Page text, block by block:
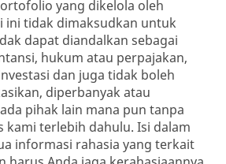
yang dikelola oleh
ini tidak dimaksudkan untuk
dapat diandalkan sebagai
hukum atau perpajakan,
dan juga tidak boleh
diperbanyak atau
pihak lain mana pun tanpa
terlebih dahulu. Isi dalam
informasi rahasia yang terkait